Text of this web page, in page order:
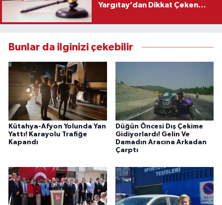
Yargıtay’dan Dikkat Çeken
Bunlar da ilginizi çekebilir
Kütahya-Afyon Yolunda Yan
Yattı! Karayolu Trafiğe
Kapandı
Düğün Öncesi Dış Çekime
Gidiyorlardı! Gelin Ve
Damadın Aracına Arkadan
Çarptı